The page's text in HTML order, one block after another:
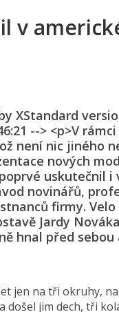
v
XStandard
--> <p>V
není nic jiného
nových
uskutečnil i
novinářů,
firmy. Velo
Jardy
hnal před sebou
jen na tři okruhy,
došel jim dech, tři